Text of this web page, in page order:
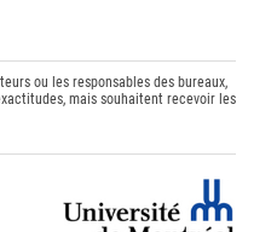
ou les responsables des bureaux,
mais souhaitent recevoir les